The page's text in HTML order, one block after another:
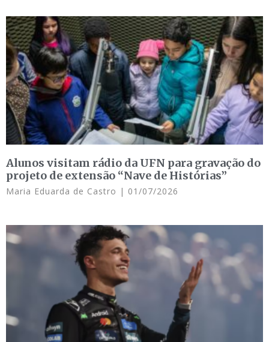
Alunos visitam rádio da UFN para gravação do
projeto de extensão “Nave de Histórias”
Maria Eduarda de Castro 01/07/2026